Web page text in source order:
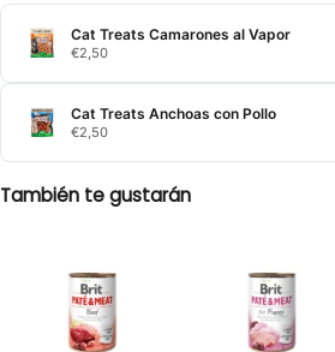
Cat Treats Camarones al Vapor
€2,50
Cat Treats Anchoas con Pollo
€2,50
También te gustarán